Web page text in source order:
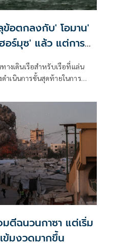
ข้อตกลงกับ' โอมาน'
อร์มุซ' แล้ว แต่การ
างเดินเรือสำหรับเรือที่แล่น
ำเนินการขั้นสุดท้ายในการ
หตุการณ์ด้านความมั่นคงล่าสุด
ยู่สำหรับการขนส่งทางเรือใน
ตีฉนวนกาซา แต่เริ่ม
ข้มงวดมากขึ้น